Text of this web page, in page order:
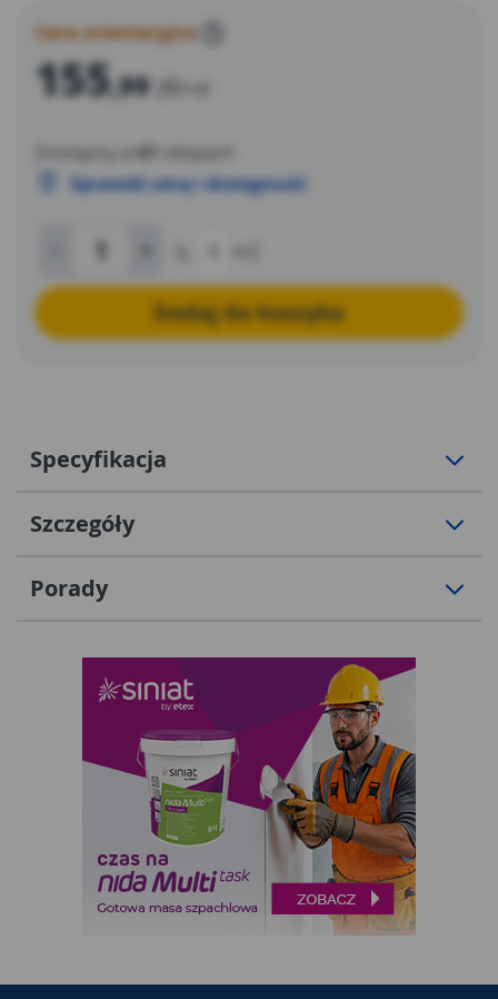
pokryciach dachowych. Nie jest przeznaczona do
pokryć dachowych pod uprawy roślinne.
Cena orientacyjna
155,99 zł
Dostępny w 61
sklepach
Sprawdź cenę i dostępność
Dodaj do koszyka
Specyfikacja
Szczegóły
Porady